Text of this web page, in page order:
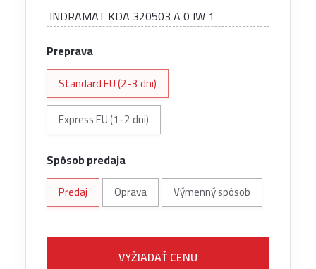
INDRAMAT KDA 320503 A 0 IW 1
Preprava
Standard EU (2-3 dni)
Express EU (1-2 dni)
Spôsob predaja
Predaj Oprava Výmenný spôsob
VYŽIADAŤ CENU